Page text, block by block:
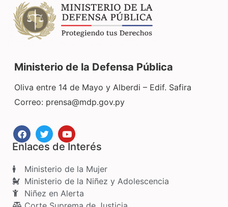
Ministerio de la Defensa Pública
Oliva entre 14 de Mayo y Alberdi – Edif. Safira
Correo: prensa@mdp.gov.py
Enlaces de Interés
Ministerio de la Mujer
Ministerio de la Niñez y Adolescencia
Niñez en Alerta